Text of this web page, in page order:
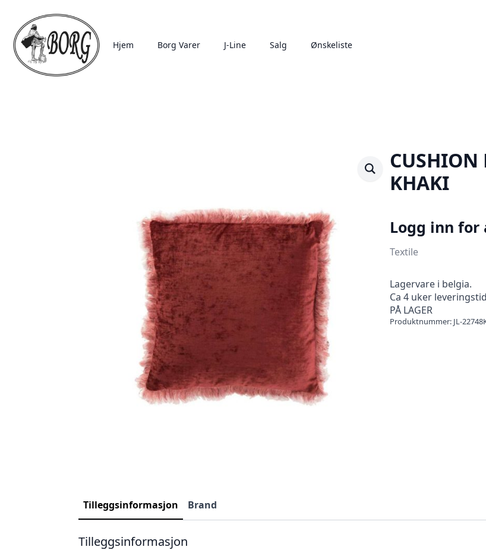
Hjem Borg Varer J-Line Salg Ønskeliste
CUSHION
KHAKI
Logg inn for
Textile
Lagervare i belgia.
Ca 4 uker leveringstid
PÅ LAGER
Produktnummer: JL-22748
Tilleggsinformasjon Brand
Tilleggsinformasjon